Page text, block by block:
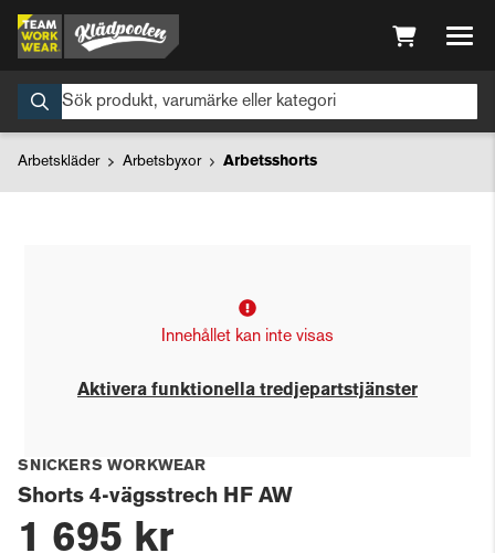
Arbetskläder Arbetsbyxor Arbetsshorts
Innehållet kan inte visas
Aktivera funktionella tredjepartstjänster
SNICKERS WORKWEAR
Shorts 4-vägsstrech HF AW
1 695 kr